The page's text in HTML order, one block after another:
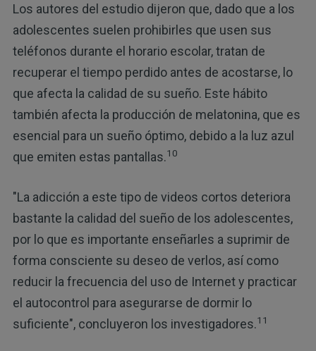
Los autores del estudio dijeron que, dado que a los
adolescentes suelen prohibirles que usen sus
teléfonos durante el horario escolar, tratan de
recuperar el tiempo perdido antes de acostarse, lo
que afecta la calidad de su sueño. Este hábito
también afecta la producción de melatonina, que es
esencial para un sueño óptimo, debido a la luz azul
que emiten estas pantallas.10
"La adicción a este tipo de videos cortos deteriora
bastante la calidad del sueño de los adolescentes,
por lo que es importante enseñarles a suprimir de
forma consciente su deseo de verlos, así como
reducir la frecuencia del uso de Internet y practicar
el autocontrol para asegurarse de dormir lo
suficiente", concluyeron los investigadores.11